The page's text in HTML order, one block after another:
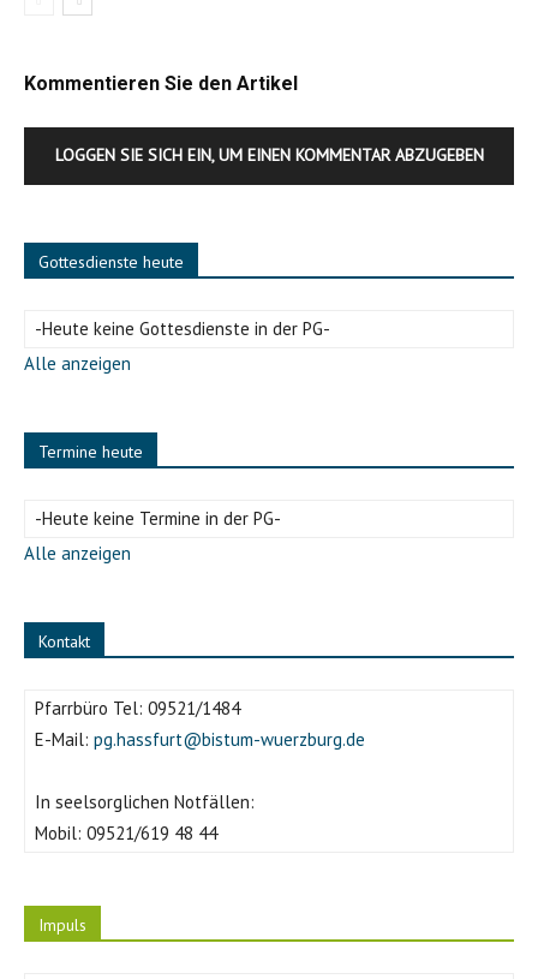
Einzug der Pfarreien St. Josef Königsberg und St. Michael Prappach
Einzug der Pfarrei St. Laurentius Sailershausen
Kommentieren Sie den Artikel
LOGGEN SIE SICH EIN, UM EINEN KOMMENTAR ABZUGEBEN
Gottesdienste heute
-Heute keine Gottesdienste in der PG-
Alle anzeigen
Termine heute
-Heute keine Termine in der PG-
Alle anzeigen
Kontakt
Pfarrbüro Tel: 09521/1484
E-Mail: pg.hassfurt@bistum-wuerzburg.de
In seelsorglichen Notfällen:
Mobil: 09521/619 48 44
Impuls